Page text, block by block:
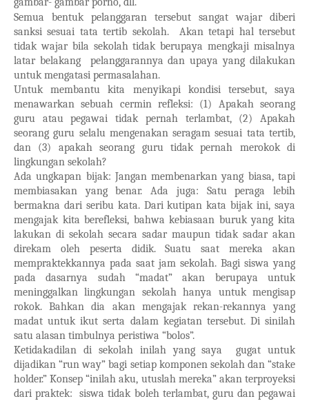
Semua bentuk pelanggaran tersebut sangat wajar diberi
sanksi sesuai tata tertib sekolah. Akan tetapi hal tersebut
tidak wajar bila sekolah tidak berupaya mengkaji misalnya
latar belakang pelanggarannya dan upaya yang dilakukan
untuk mengatasi permasalahan.
Untuk membantu kita menyikapi kondisi tersebut, saya
menawarkan sebuah cermin refleksi: (1) Apakah seorang
guru atau pegawai tidak pernah terlambat, (2) Apakah
seorang guru selalu mengenakan seragam sesuai tata tertib,
dan (3) apakah seorang guru tidak pernah merokok di
lingkungan sekolah?
Ada ungkapan bijak: Jangan membenarkan yang biasa, tapi
membiasakan yang benar. Ada juga: Satu peraga lebih
bermakna dari seribu kata. Dari kutipan kata bijak ini, saya
mengajak kita berefleksi, bahwa kebiasaan buruk yang kita
lakukan di sekolah secara sadar maupun tidak sadar akan
direkam oleh peserta didik. Suatu saat mereka akan
mempraktekkannya pada saat jam sekolah. Bagi siswa yang
pada dasarnya sudah “madat” akan berupaya untuk
meninggalkan lingkungan sekolah hanya untuk mengisap
rokok. Bahkan dia akan mengajak rekan-rekannya yang
madat untuk ikut serta dalam kegiatan tersebut. Di sinilah
satu alasan timbulnya peristiwa “bolos”.
Ketidakadilan di sekolah inilah yang saya gugat untuk
dijadikan “run way” bagi setiap komponen sekolah dan “stake
holder.” Konsep “inilah aku, utuslah mereka” akan terproyeksi
dari praktek: siswa tidak boleh terlambat, guru dan pegawai